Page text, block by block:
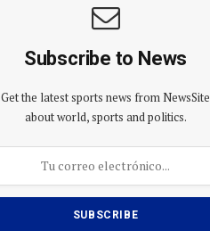
Subscribe to News
Get the latest sports news from NewsSite
about world, sports and politics.